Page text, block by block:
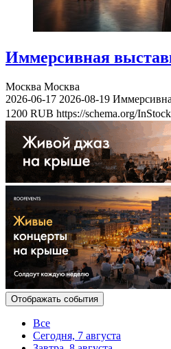
Иммерсивная
Москва Москва
2026-06-17 2026-08-19
1200 RUB https://schema.org/InStock
Отображать события
Все
Сегодня, 7 августа